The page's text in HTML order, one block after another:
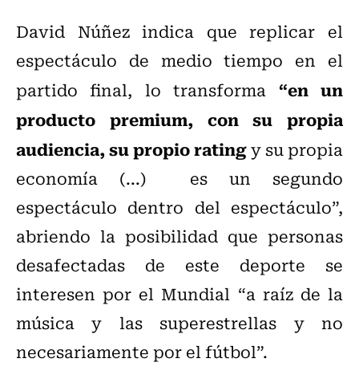
David Núñez indica que replicar el
espectáculo de medio tiempo en el
partido final, lo transforma “en un
producto premium, con su propia
audiencia, su propio ratingy su propia
economía (...) es un segundo
espectáculo dentro del espectáculo”,
abriendo la posibilidad que personas
desafectadas de este deporte se
interesen por el Mundial “a raíz de la
música y las superestrellas y no
necesariamente por el fútbol”.